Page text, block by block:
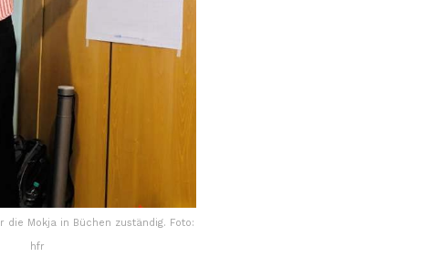
die Mokja in Büchen zuständig. Foto:
hfr